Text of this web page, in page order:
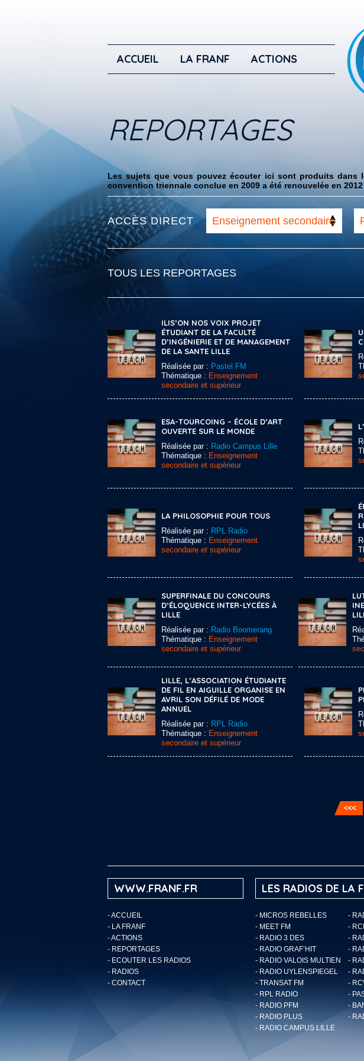
ACCUEIL LA FRANF ACTIONS
REPORTAGES
Les sujets que vous pouvez écouter ici sont produits dans
convention triennale conclue en 2009 a été renouvelée en
ACCÈS DIRECT Enseignement secondaire
et supérieur
TOUS LES REPORTAGES
ILIS’ON NOS VOIX PROJET
ÉTUDIANT DE LA FACULTÉ
D’INGÉNIERIE ET DE MANAGEMENT
DE LA SANTE LILLE
Réalisée par : Pastel FM
Thématique : Enseignement
secondaire et supérieur
ESA-TOURCOING – ÉCOLE D’ART
OUVERTE SUR LE MONDE
Réalisée par : Radio Campus Lille
Thématique : Enseignement
secondaire et supérieur
LA PHILOSOPHIE POUR TOUS
Réalisée par : RPL Radio
Thématique : Enseignement
secondaire et supérieur
SUPERFINALE DU CONCOURS
D’ÉLOQUENCE INTER-LYCÉES À
LILLE
Réalisée par : Radio Boomerang
Thématique : Enseignement
secondaire et supérieur
LILLE, L’ASSOCIATION ÉTUDIANTE
DE FIL EN AIGUILLE ORGANISE EN
AVRIL SON DÉFILÉ DE MODE
ANNUEL
Réalisée par : RPL Radio
Thématique : Enseignement
secondaire et supérieur
WWW.FRANF.FR
-ACCUEIL
- LA FRANF
-ACTIONS
- REPORTAGES
- ECOUTER LES RADIOS
- RADIOS
- CONTACT
LES RADIOS DE LA
- MICROS REBELLES
-
- MEET FM
-
- RADIO 3 DES
-
- RADIO GRAF’HIT
-
- RADIO VALOIS MULTIEN
-
- RADIO UYLENSPIEGEL
-
- TRANSAT FM
-
- RPL RADIO
-
- RADIO PFM
-
- RADIO PLUS
-
- RADIO CAMPUS LILLE